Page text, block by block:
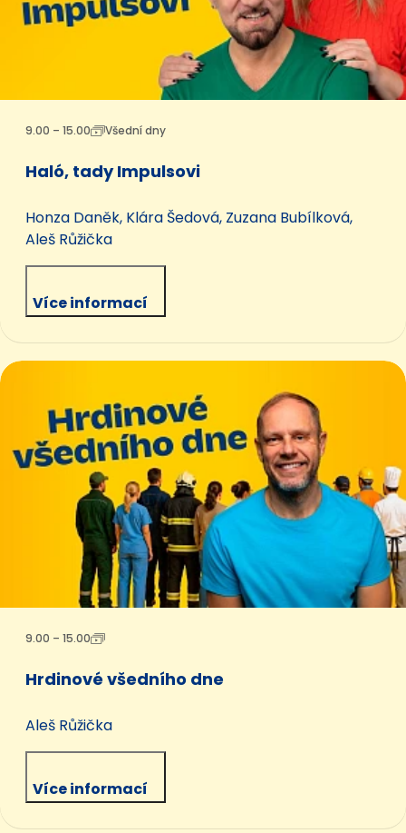
9.00 – 15.00 Všední dny
Haló, tady Impulsovi
Honza Daněk, Klára Šedová, Zuzana Bubílková,
Aleš Růžička
Více informací
9.00 – 15.00
Hrdinové všedního dne
Aleš Růžička
Více informací